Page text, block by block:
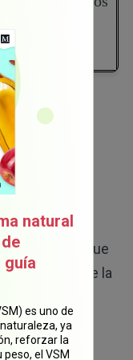
una
no
acerca de la
seguro
como 500
secundario que
de la
la dosis.
a un
natural
guía
es uno de
ya
reforzar la
el VSM